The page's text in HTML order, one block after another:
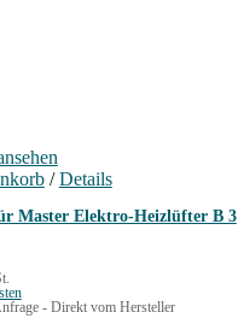
/ Details
Master Elektro-Heizlüfter B 3
- Direkt vom Hersteller